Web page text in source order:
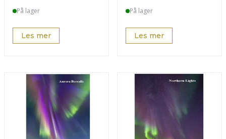
På lager
Les mer
På lager
Les mer